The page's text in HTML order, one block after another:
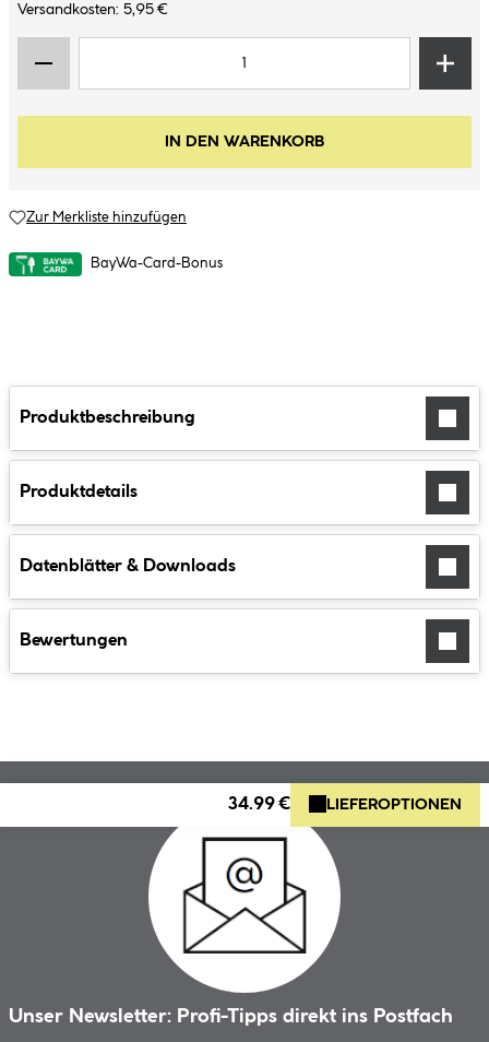
Versandkosten: 5,95 €
IN DEN WARENKORB
Zur Merkliste hinzufügen
BayWa-Card-Bonus
Produktbeschreibung
Produktdetails
Datenblätter & Downloads
Bewertungen
34.99 € LIEFEROPTIONEN
Unser Newsletter: Profi-Tipps direkt ins Postfach